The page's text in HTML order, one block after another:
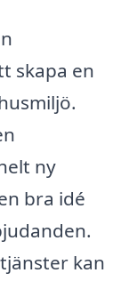
skapa en
ny
bra idé
kan